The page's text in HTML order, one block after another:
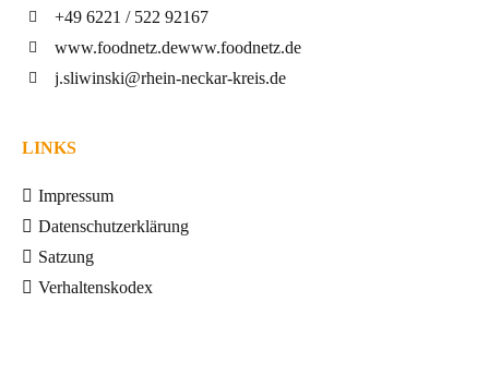
+49 6221 / 522 92167
www.foodnetz.dewww.foodnetz.de
j.sliwinski@rhein-neckar-kreis.de
LINKS
Impressum
Datenschutzerklärung
Satzung
Verhaltenskodex